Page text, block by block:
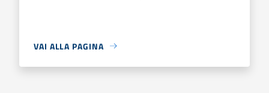
VAI ALLA PAGINA